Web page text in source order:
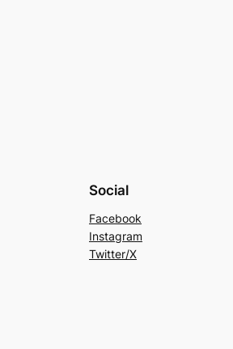
Social
Facebook
Instagram
Twitter/X